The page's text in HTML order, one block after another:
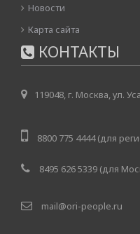
Новости
Карта сайта
КОНТАКТЫ
119048, г. Москва, ул.
8800 775 4444 (для
8495 626 5339 (для
mail@ori-people.ru